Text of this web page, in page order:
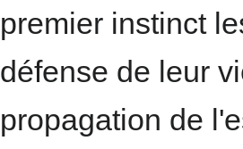
premier instinct
défense de leur
propagation de